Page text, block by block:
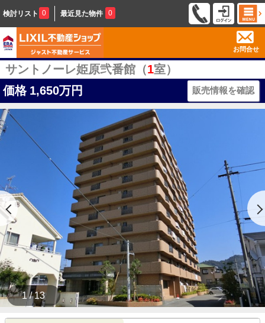
検討リスト 0 最近見た物件 0
お問合せ
サントノーレ姫原弐番館（1室）
価格 1,650万円 販売情報を確認
1 / 13